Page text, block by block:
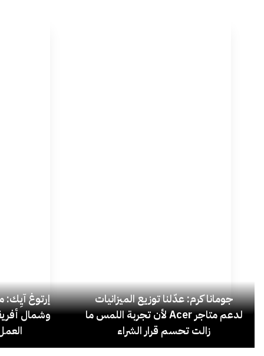
جومانا كرم: عدّلنا توزيع الميزانيات
لدعم متاجر Acer لأن تجربة اللمس ما
زالت تحسم قرار الشراء
إرتوغ آيِك:
وشمال